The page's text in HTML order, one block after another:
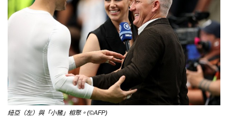
紐亞（左）與「小豬」相聚。(©AFP)